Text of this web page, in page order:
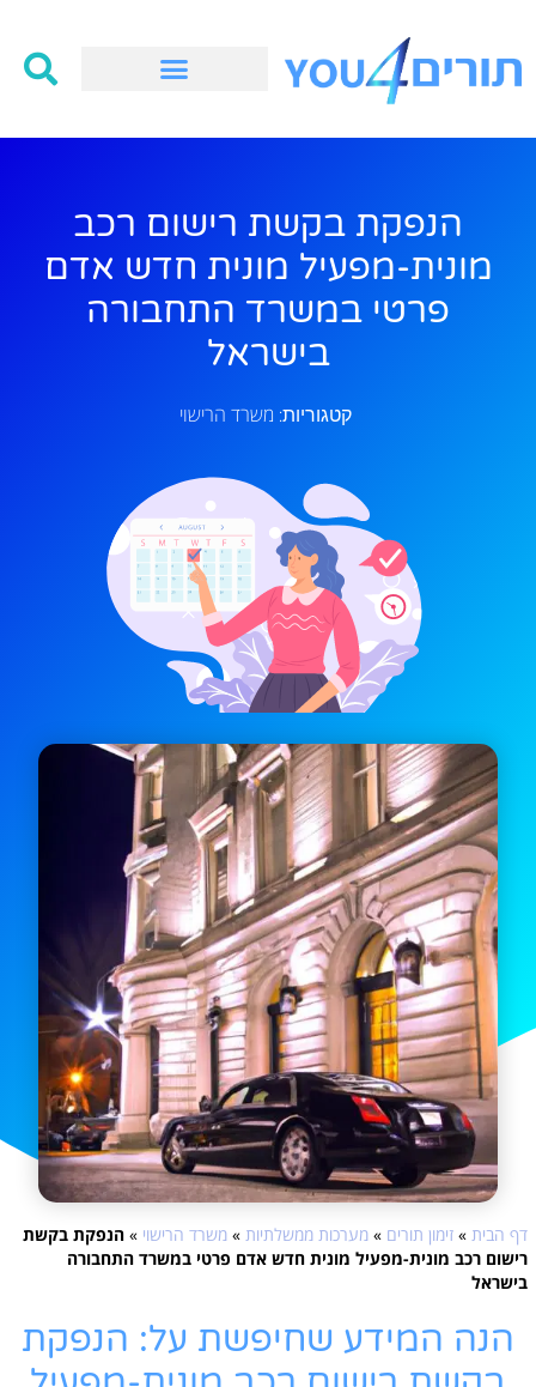
הנפקת בקשת רישום רכב
מונית-מפעיל מונית חדש אדם
פרטי במשרד התחבורה
בישראל
קטגוריות: משרד הרישוי
דף הבית » זימון תורים » מערכות ממשלתיות » משרד הרישוי » הנפקת בקשת
רישום רכב מונית-מפעיל מונית חדש אדם פרטי במשרד התחבורה
בישראל
הנה המידע שחיפשת על: הנפקת